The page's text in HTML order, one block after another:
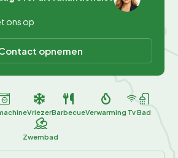
ons op
opnemen
VriezerBarbecueVerwarming TvBad
Zwembad